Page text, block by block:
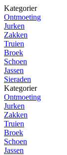
Kategorier
Ontmoeting
Jurken
Zakken
Truien
Broek
Schoen
Jassen
Sieraden
Kategorier
Ontmoeting
Jurken
Zakken
Truien
Broek
Schoen
Jassen